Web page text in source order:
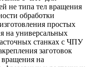
не типа тел вращения
обработки
простых
на универсальных
станках с ЧПУ
заготовок
вращения на